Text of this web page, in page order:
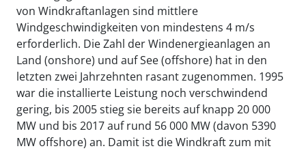
von Windkraftanlagen sind mittlere
Windgeschwindigkeiten von mindestens 4 m/s
erforderlich. Die Zahl der Windenergieanlagen an
Land (onshore) und auf See (offshore) hat in den
letzten zwei Jahrzehnten rasant zugenommen. 1995
war die installierte Leistung noch verschwindend
gering, bis 2005 stieg sie bereits auf knapp 20 000
MW und bis 2017 auf rund 56 000 MW (davon 5390
MW offshore) an. Damit ist die Windkraft zum mit